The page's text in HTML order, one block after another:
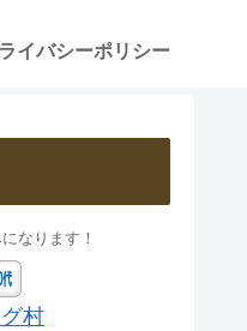
イバシーポリシー
なります！
村